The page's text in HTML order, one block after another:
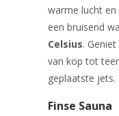
warme lucht
een bruisend
Celsius.
van kop tot
geplaatste jets.
Finse Sauna